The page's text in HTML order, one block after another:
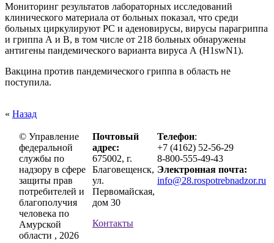
Мониторинг результатов лабораторных исследований
клинического материала от больных показал, что среди
больных циркулируют РС и аденовирусы, вирусы парагриппа
и гриппа А и В, в том числе от 218 больных обнаружены
антигены пандемического варианта вируса А (Н1swN1).
Вакцина против пандемического гриппа в область не
поступила.
« Назад
© Управление
федеральной
службы по
надзору в сфере
защиты прав
потребителей и
благополучия
человека по
Амурской
области , 2026
Почтовый
адрес:
675002, г.
Благовещенск,
ул.
Первомайская,
дом 30
Контакты
Телефон:
+7 (4162) 52-56-29
8-800-555-49-43
Электронная почта:
info@28.rospotrebnadzor.ru